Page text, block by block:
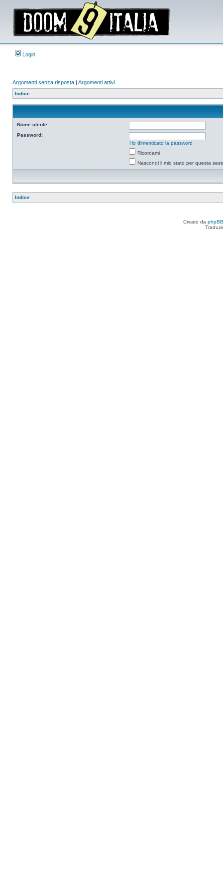
Login
Argomenti senza risposta | Argomenti attivi
Indice
Nome utente:
Password:
Ho dimenticato la password
Ricordami
Nascondi il mio stato per questa
Indice
Creato da phpBB